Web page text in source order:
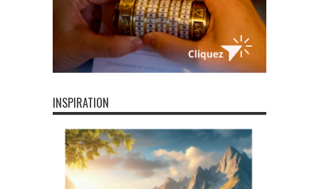
INSPIRATION